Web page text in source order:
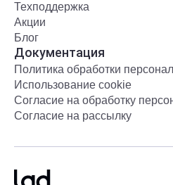
Техподдержка
Акции
Блог
Документация
Политика обработки
Использование cookie
Согласие на обработку
Согласие на рассылку